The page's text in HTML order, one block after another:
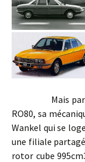
Mais parlons
RO80, sa
Wankel qui se
une filiale
rotor cube